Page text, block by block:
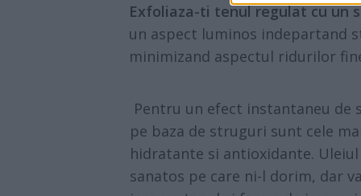
Exfoliaza-ti tenul regulat cu un
un aspect luminos indepartand
minimizand aspectul ridurilor
Pentru un efect instantaneu de
pe baza de struguri sunt cele
hidratante si antioxidante.
sanatos pe care ni-l dorim, dar